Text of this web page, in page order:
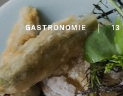
GASTRONOMIE 13